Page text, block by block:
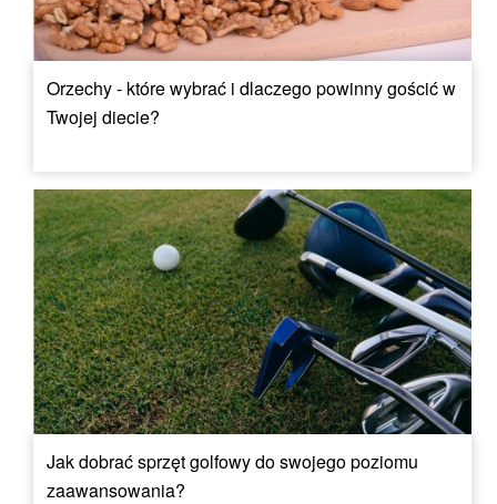
Orzechy - które wybrać i dlaczego powinny gościć w
Twojej diecie?
Jak dobrać sprzęt golfowy do swojego poziomu
zaawansowania?